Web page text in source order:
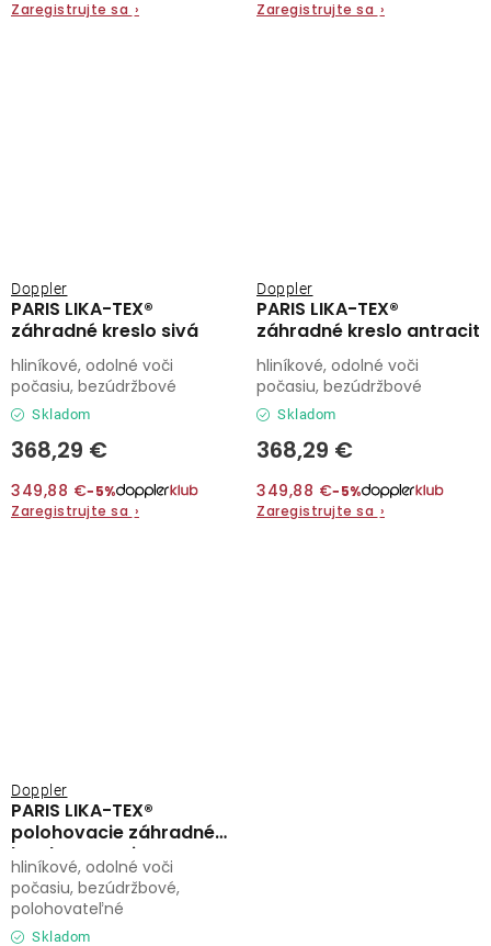
Zaregistrujte sa ›
Zaregistrujte sa ›
PARIS LIKA-TEX®
záhradné kreslo sivá
Doppler
Skladom
368,29 €
349,88 €−5%
Zaregistrujte sa ›
hliníkové, odolné voči
počasiu, bezúdržbové
PARIS LIKA-TEX®
záhradné kreslo antracit
Doppler
Skladom
368,29 €
349,88 €−5%
Zaregistrujte sa ›
hliníkové, odolné voči
počasiu, bezúdržbové
PARIS LIKA-TEX®
polohovacie záhradné
kreslo antracit
Doppler
Skladom
hliníkové, odolné voči
počasiu, bezúdržbové,
polohovateľné